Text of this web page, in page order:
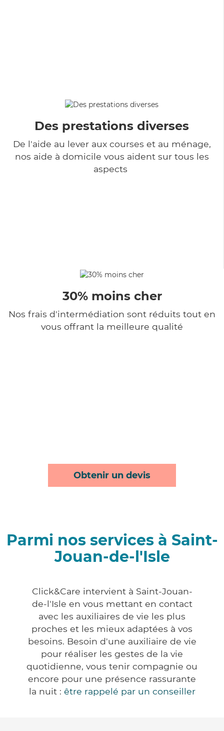
Des prestations diverses
De l'aide au lever aux courses et au ménage,
nos aide à domicile vous aident sur tous les
aspects
30% moins cher
Nos frais d'intermédiation sont réduits tout en
vous offrant la meilleure qualité
Obtenir un devis
Parmi nos services à Saint-
Jouan-de-l'Isle
Click&Care intervient à Saint-Jouan-
de-l'Isle en vous mettant en contact
avec les auxiliaires de vie les plus
proches et les mieux adaptées à vos
besoins. Besoin d'une auxiliaire de vie
pour réaliser les gestes de la vie
quotidienne, vous tenir compagnie ou
encore pour une présence rassurante
la nuit : être rappelé par un conseiller